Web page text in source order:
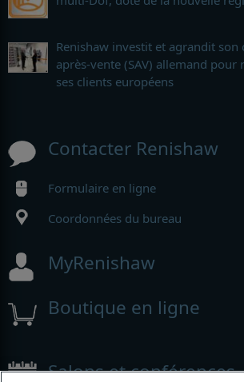
Renishaw investit et agrandit son
après-vente (SAV) allemand
ses clients européens
Contacter Renishaw
Formulaire en ligne
Coordonnées du bureau
MyRenishaw
Boutique en ligne
Salons et conférences